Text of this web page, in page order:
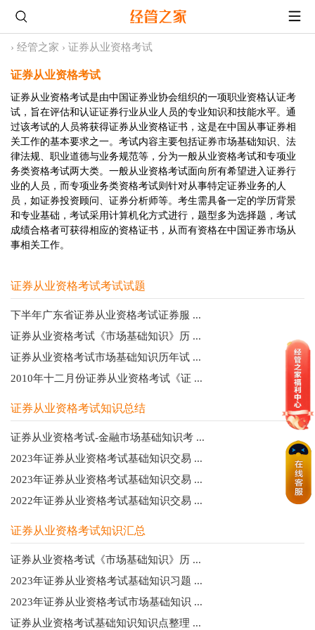
› 经管之家 › 证券从业资格考试
证券从业资格考试
证券从业资格考试是由中国证券业协会组织的一项职业资格认证考
试，旨在评估和认证证券行业从业人员的专业知识和技能水平。通
过该考试的人员将获得证券从业资格证书，这是在中国从事证券相
关工作的基本要求之一。考试内容主要包括证券市场基础知识、法
律法规、职业道德与业务规范等，分为一般从业资格考试和专项业
务类资格考试两大类。一般从业资格考试面向所有希望进入证券行
业的人员，而专项业务类资格考试则针对从事特定证券业务的人
员，如证券投资顾问、证券分析师等。考生需具备一定的学历背景
和专业基础，考试采用计算机化方式进行，题型多为选择题，考试
成绩合格者可获得相应的资格证书，从而有资格在中国证券市场从
事相关工作。
证券从业资格考试考试试题
下半年广东省证券从业资格考试证券服 ...
证券从业资格考试《市场基础知识》历 ...
证券从业资格考试市场基础知识历年试 ...
2010年十二月份证券从业资格考试《证 ...
证券从业资格考试知识总结
证券从业资格考试-金融市场基础知识考 ...
2023年证券从业资格考试基础知识交易 ...
2023年证券从业资格考试基础知识交易 ...
2022年证券从业资格考试基础知识交易 ...
证券从业资格考试知识汇总
证券从业资格考试《市场基础知识》历 ...
2023年证券从业资格考试基础知识习题 ...
2023年证券从业资格考试市场基础知识 ...
证券从业资格考试基础知识知识点整理 ...